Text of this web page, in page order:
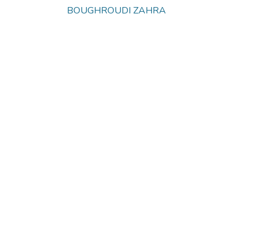
BOUGHROUDI ZAHRA